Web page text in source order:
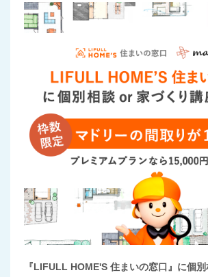
『LIFULL HOME'S 住まいの窓口』に個